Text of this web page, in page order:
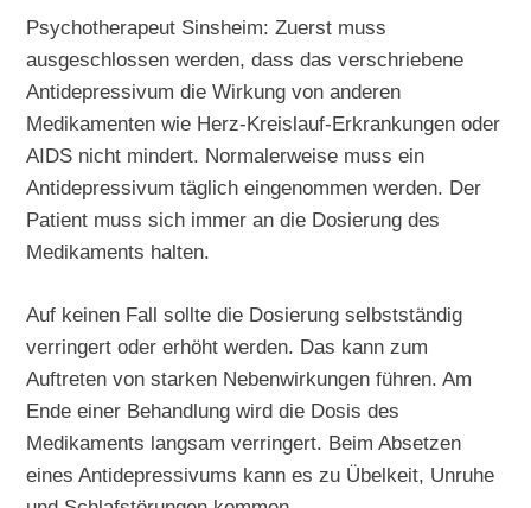
Psychotherapeut Sinsheim: Zuerst muss
ausgeschlossen werden, dass das verschriebene
Antidepressivum die Wirkung von anderen
Medikamenten wie Herz-Kreislauf-Erkrankungen oder
AIDS nicht mindert. Normalerweise muss ein
Antidepressivum täglich eingenommen werden. Der
Patient muss sich immer an die Dosierung des
Medikaments halten.
Auf keinen Fall sollte die Dosierung selbstständig
verringert oder erhöht werden. Das kann zum
Auftreten von starken Nebenwirkungen führen. Am
Ende einer Behandlung wird die Dosis des
Medikaments langsam verringert. Beim Absetzen
eines Antidepressivums kann es zu Übelkeit, Unruhe